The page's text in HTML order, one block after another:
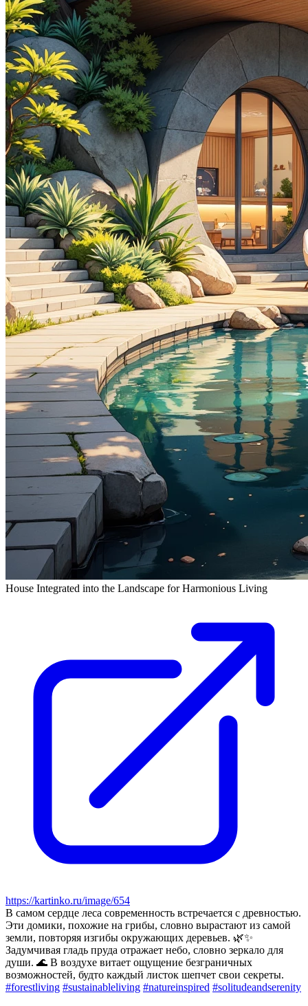
House Integrated into the Landscape for Harmonious Living
https://kartinko.ru/image/654
В самом сердце леса современность встречается с древностью.
Эти домики, похожие на грибы, словно вырастают из самой
земли, повторяя изгибы окружающих деревьев. 🌿✨
Задумчивая гладь пруда отражает небо, словно зеркало для
души. 🌊 В воздухе витает ощущение безграничных
возможностей, будто каждый листок шепчет свои секреты.
#forestliving #sustainableliving #natureinspired #solitudeandserenity